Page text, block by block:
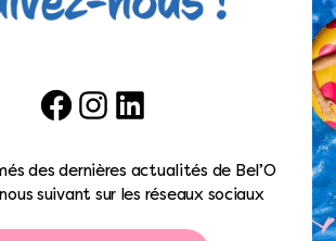
FacebookInstagramLinkedIn
des dernières actualités de Bel’O
suivant sur les réseaux sociaux